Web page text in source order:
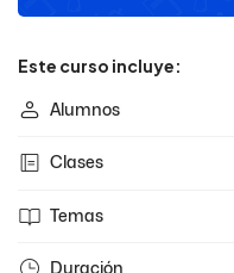
Este curso incluye:
Alumnos
Clases
Temas
Duración